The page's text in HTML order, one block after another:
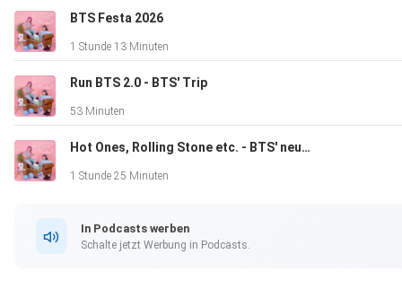
BTS Festa 2026
1 Stunde 13 Minuten
Run BTS 2.0 - BTS' Trip
53 Minuten
Hot Ones, Rolling Stone etc. - BTS' neueste Interviews
1 Stunde 25 Minuten
In Podcasts werben
Schalte jetzt Werbung in Podcasts.